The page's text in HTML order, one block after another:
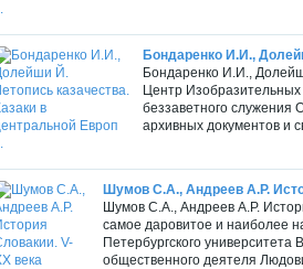
Бондаренко И.И.,
Бондаренко И.И.,
Центр Изобразительных
беззаветного
архивных документов и
Шумов С.А., Андреев А.Р.
Шумов С.А., Андреев А.Р.
самое даровитое и наиболее
Петербургского
общественного деятеля